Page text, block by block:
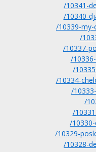
/10341-
/10340-
/10339-
/
/10337-
/
/
/10334-
/
/
/
/
/10329-
/10328-